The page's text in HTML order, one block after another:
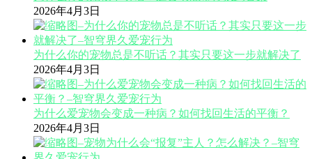
2026年4月3日
为什么你的宠物总是不听话？其实只要这一步就解决了
2026年4月3日
为什么爱宠物会变成一种病？如何找回生活的平衡？
2026年4月3日